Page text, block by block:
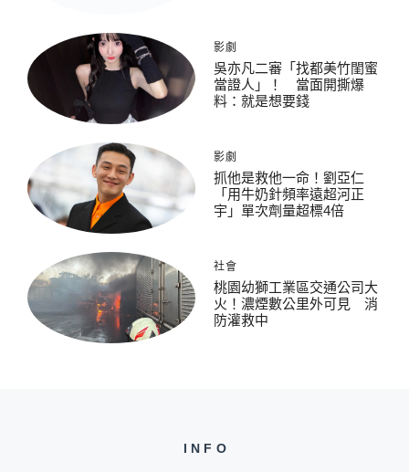
影劇
吳亦凡二審「找都美竹閨蜜
當證人」！ 當面開撕爆
料：就是想要錢
影劇
抓他是救他一命！劉亞仁
「用牛奶針頻率遠超河正
宇」單次劑量超標4倍
社會
桃園幼獅工業區交通公司大
火！濃煙數公里外可見 消
防灌救中
INFO